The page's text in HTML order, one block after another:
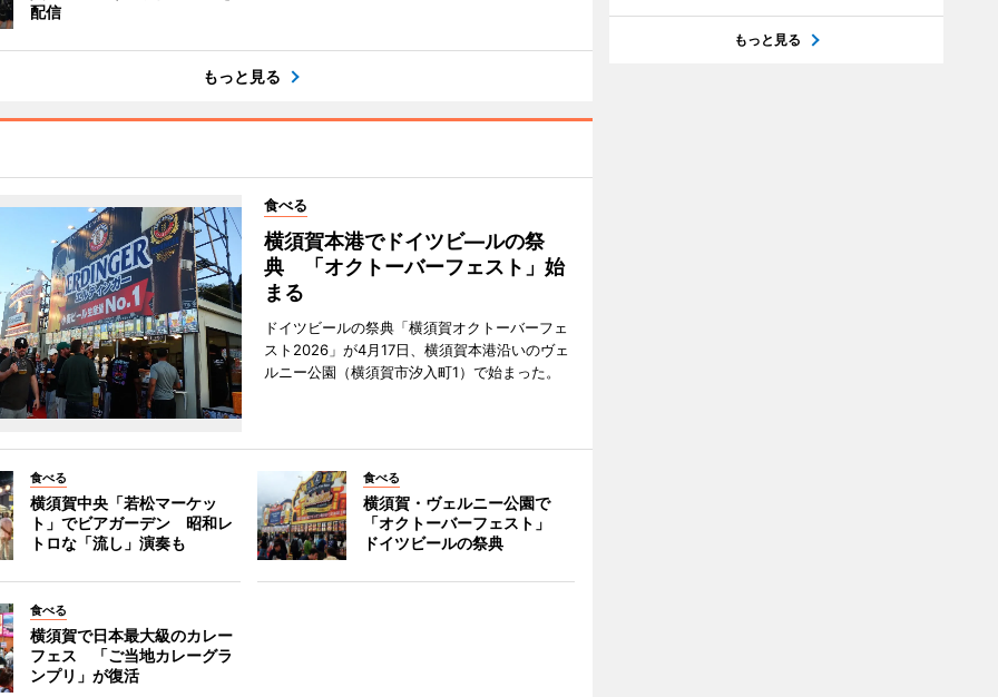
配信
もっと見る
食べる
横須賀本港でドイツビ―ルの祭
典 「オクトーバーフェスト」始
まる
ドイツビールの祭典「横須賀オクトーバーフェ
スト2026」が4月17日、横須賀本港沿いのヴェ
ルニー公園（横須賀市汐入町1）で始まった。
食べる
横須賀中央「若松マーケッ
ト」でビアガーデン 昭和レ
トロな「流し」演奏も
食べる
横須賀・ヴェルニー公園で
「オクトーバーフェスト」
ドイツビールの祭典
食べる
横須賀で日本最大級のカレー
フェス 「ご当地カレーグラ
ンプリ」が復活
もっと見る